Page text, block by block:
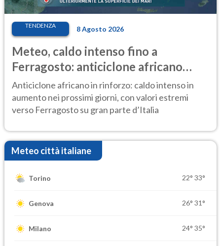
TENDENZA 8 Agosto 2026
Meteo, caldo intenso fino a
Ferragosto: anticiclone africano
ancora protagonista
Anticiclone africano in rinforzo: caldo intenso in
aumento nei prossimi giorni, con valori estremi
verso Ferragosto su gran parte d’Italia
Meteo città italiane
Torino 22° 33°
Genova 26° 31°
Milano 24° 35°